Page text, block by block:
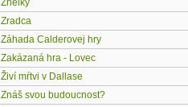
Znělky
Zradca
Záhada Calderovej hry
Zakázaná hra - Lovec
Živí mŕtvi v Dallase
Znáš svou budoucnost?